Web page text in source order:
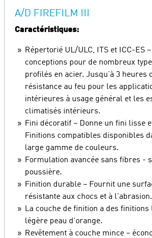
A/D FIREFILM III
Caractéristiques:
Répertorié UL/ULC, ITS et ICC-ES –
conceptions pour de nombreux
profilés en acier. Jusqu'à 3 heures
résistance au feu pour les
intérieures à usage général et les
climatisés intérieurs.
Fini décoratif – Donne un fini lisse
Finitions compatibles disponibles
large gamme de couleurs.
Formulation avancée sans fibres -
poussière.
Finition durable – Fournit une
résistante aux chocs et à l'abrasion.
La couche de finition a des finitions
légère peau d'orange.
Revêtement à couche mince –